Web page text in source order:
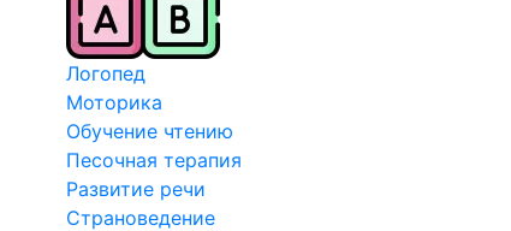
Логопед
Моторика
Обучение чтению
Песочная терапия
Развитие речи
Страноведение